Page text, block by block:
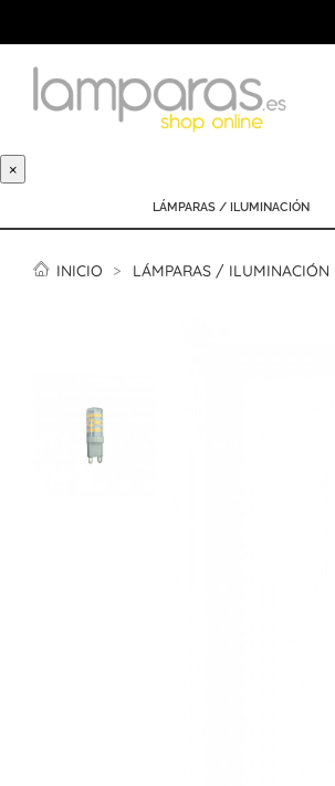
×
LÁMPARAS / ILUMINACIÓN
INICIO LÁMPARAS / ILUMINACIÓN